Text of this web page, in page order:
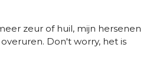
zeur of huil, mijn hersenen
Don't worry, het is